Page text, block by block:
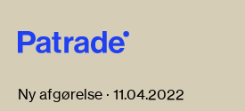
Ny afgørelse · 11.04.2022